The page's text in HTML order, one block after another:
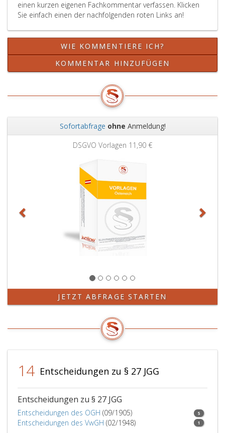
(Paragraph
19,
Absatz
eins,
in
Verbindung
mit
Litera
a,).
die
Herabsetzung
der
Strafdrohungen
nach
Paragraph
5,
außer
einen kurzen eigenen Fachkommentar verfassen. Klicken
Sie einfach einen der nachfolgenden roten Links an!
WIE KOMMENTIERE ICH?
KOMMENTAR HINZUFÜGEN
Sofortabfrage ohne Anmeldung!
DSGVO Vorlagen 11,90 €
JETZT ABFRAGE STARTEN
14 Entscheidungen zu § 27 JGG
Entscheidungen zu § 27 JGG
Entscheidungen des OGH (09/1905) 5
Entscheidungen des VwGH (02/1948) 1